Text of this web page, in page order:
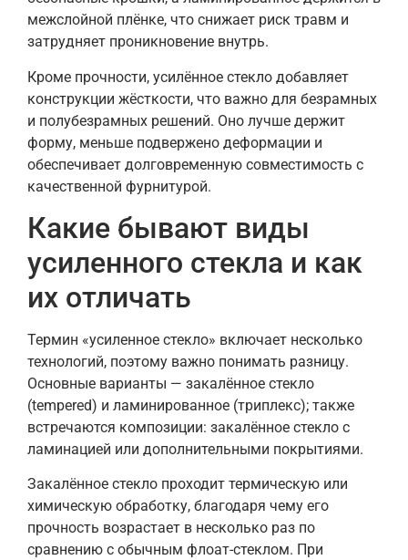
межслойной плёнке, что снижает риск травм и
затрудняет проникновение внутрь.
Кроме прочности, усилённое стекло добавляет
конструкции жёсткости, что важно для безрамных
и полубезрамных решений. Оно лучше держит
форму, меньше подвержено деформации и
обеспечивает долговременную совместимость с
качественной фурнитурой.
Какие бывают виды
усиленного стекла и как
их отличать
Термин «усиленное стекло» включает несколько
технологий, поэтому важно понимать разницу.
Основные варианты — закалённое стекло
(tempered) и ламинированное (триплекс); также
встречаются композиции: закалённое стекло с
ламинацией или дополнительными покрытиями.
Закалённое стекло проходит термическую или
химическую обработку, благодаря чему его
прочность возрастает в несколько раз по
сравнению с обычным флоат-стеклом. При